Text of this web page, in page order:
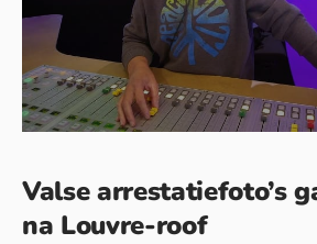
Valse arrestatiefoto’s
na Louvre-roof